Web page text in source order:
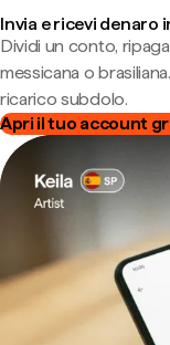
Invia e ricevi denaro
Dividi un conto,
messicana o
ricarico subdolo.
Apri il tuo account